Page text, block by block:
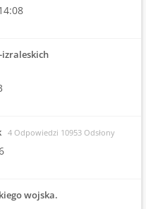
izraleskich
4 Odpowiedzi 10953 Odsłony
wojska.